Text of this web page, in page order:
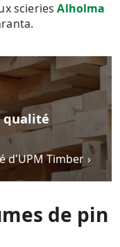
scieriesAlholma
qualité
d'UPM Timber
de pin